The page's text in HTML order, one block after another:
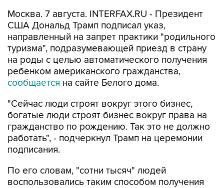
Москва. 7 августа. INTERFAX.RU - Президент
США Дональд Трамп подписал указ,
направленный на запрет практики "родильного
туризма", подразумевающей приезд в страну
на роды с целью автоматического получения
ребенком американского гражданства,
сообщается на сайте Белого дома.
"Сейчас люди строят вокруг этого бизнес,
богатые люди строят бизнес вокруг права на
гражданство по рождению. Так это не должно
работать", - подчеркнул Трамп на церемонии
подписания.
По его словам, "сотни тысяч" людей
воспользовались таким способом получения